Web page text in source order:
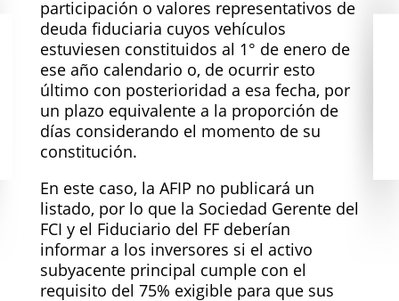
participación o valores representativos de
deuda fiduciaria cuyos vehículos
estuviesen constituidos al 1° de enero de
ese año calendario o, de ocurrir esto
último con posterioridad a esa fecha, por
un plazo equivalente a la proporción de
días considerando el momento de su
constitución.
En este caso, la AFIP no publicará un
listado, por lo que la Sociedad Gerente del
FCI y el Fiduciario del FF deberían
informar a los inversores si el activo
subyacente principal cumple con el
requisito del 75% exigible para que sus